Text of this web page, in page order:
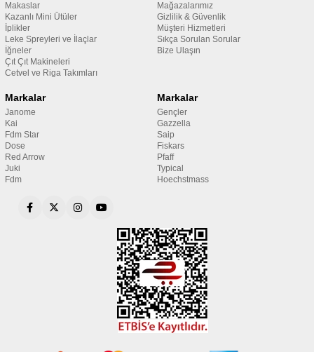
Makaslar
Kazanlı Mini Ütüler
İplikler
Leke Spreyleri ve İlaçlar
İğneler
Çıt Çıt Makineleri
Cetvel ve Riga Takımları
Mağazalarımız
Gizlilik & Güvenlik
Müşteri Hizmetleri
Sıkça Sorulan Sorular
Bize Ulaşın
Markalar
Janome
Kai
Fdm Star
Dose
Red Arrow
Juki
Fdm
Markalar
Gençler
Gazzella
Saip
Fiskars
Pfaff
Typical
Hoechstmass